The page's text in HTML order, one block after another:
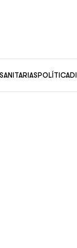
POLÍTICA